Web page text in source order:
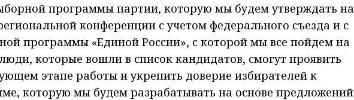
программы партии, которую мы будем утверждать на
конференции с учетом федерального съезда и с
программы «Единой России», с которой мы все пойдем на
которые вошли в список кандидатов, смогут проявить
этапе работы и укрепить доверие избирателей к
которую мы будем разрабатывать на основе предложений